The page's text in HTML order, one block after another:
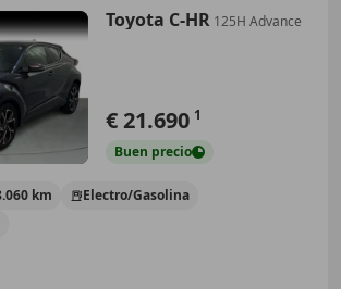
Toyota C-HR 125H Advance
€ 21.690 1
Buen precio
km
Electro/Gasolina